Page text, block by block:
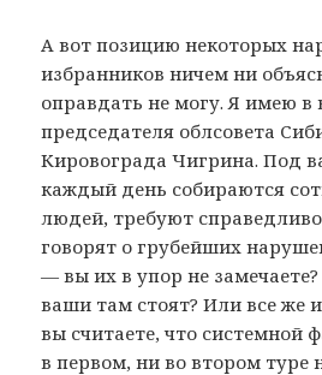
А вот позицию некоторых
избранников ничем ни
оправдать не могу. Я имею в
председателя облсовета
Кировограда Чигрина. Под
каждый день собираются
людей, требуют
говорят о грубейших
— вы их в упор не
ваши там стоят? Или все же
вы считаете, что системной
в первом, ни во втором туре